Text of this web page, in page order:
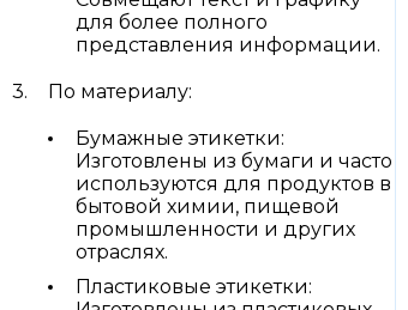
для более полного
представления информации.
По материалу:
Бумажные этикетки:
Изготовлены из бумаги и часто
используются для продуктов в
бытовой химии, пищевой
промышленности и других
отраслях.
Пластиковые этикетки: